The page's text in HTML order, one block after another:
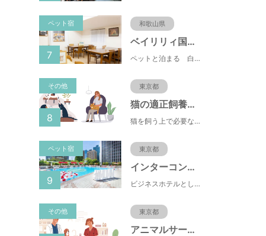
ペット宿 和歌山県
ベイリリィ国民宿舎しらゆり荘
ペットと泊まる 白浜温泉 ベイリリィ国民宿舎しらゆり荘
7
その他 東京都
猫の適正飼養クイズ
猫を飼う上で必要な責任やマナー、健康管理について学ぶことができます。
8
ペット宿 東京都
インターコンチネンタル東京ベイ
ビジネスホテルとして有名な東横INN(東横イン)がペットと一緒に泊まれるプランをスタートしました。東横INNは、ペット専用Instagramもスタートしており、飼い主の間で話題になっています。
9
その他 東京都
アニマルサークル